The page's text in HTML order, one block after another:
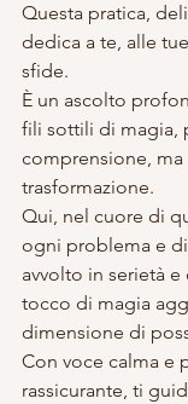
Questa pratica,
dedica a te, alle
sfide.
È un ascolto
fili sottili di magia,
comprensione, ma
trasformazione.
Qui, nel cuore di
ogni problema e
avvolto in serietà e
tocco di magia
dimensione di
Con voce calma e
rassicurante, ti